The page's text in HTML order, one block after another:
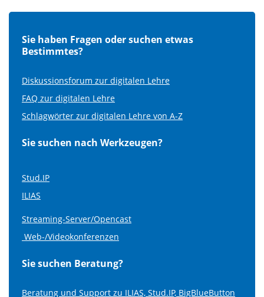
Sie haben Fragen oder suchen etwas
Bestimmtes?
Diskussionsforum zur digitalen Lehre
FAQ zur digitalen Lehre
Schlagwörter zur digitalen Lehre von A-Z
Sie suchen nach Werkzeugen?
Stud.IP
ILIAS
Streaming-Server/Opencast
Web-/Videokonferenzen
Sie suchen Beratung?
Beratung und Support zu ILIAS, Stud.IP, BigBlueButton